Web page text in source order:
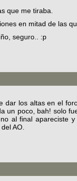
que me tiraba.
en mitad de las
seguro.. :p
dar los altas en el
un poco, bah! solo
al final apareciste
AO.